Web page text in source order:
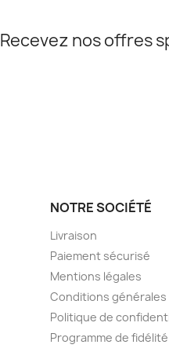
Recevez nos offres
NOTRE SOCIÉTÉ
Livraison
Paiement sécurisé
Mentions légales
Conditions générales
Politique de
Programme de fidélité